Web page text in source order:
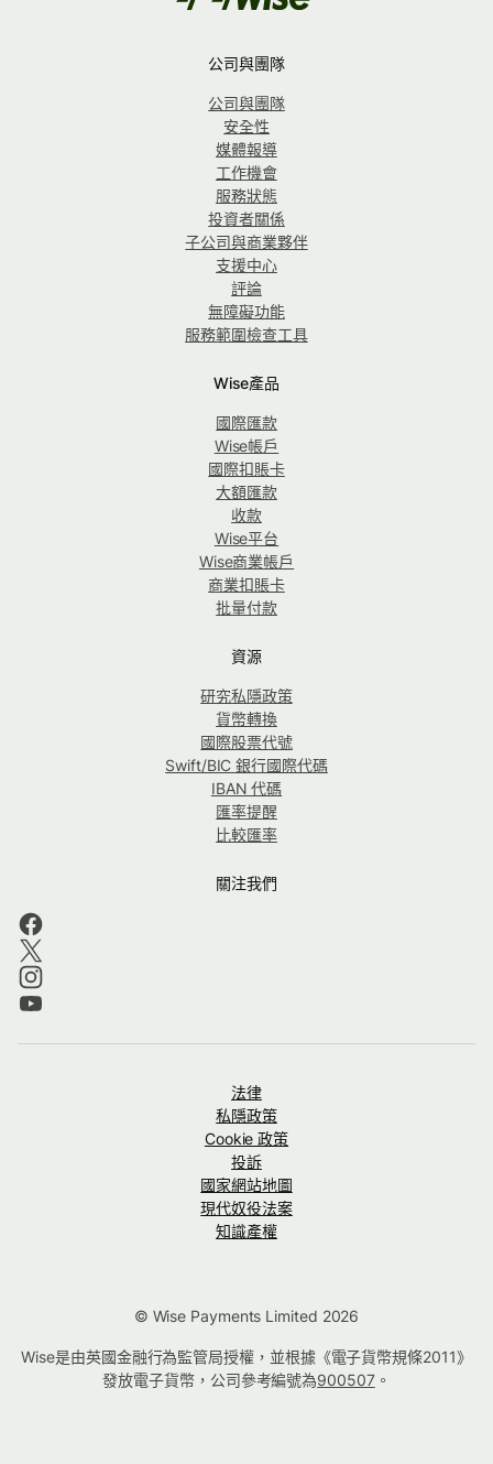
公司與團隊
公司與團隊
安全性
媒體報導
工作機會
服務狀態
投資者關係
子公司與商業夥伴
支援中心
評論
無障礙功能
服務範圍檢查工具
Wise產品
國際匯款
Wise帳戶
國際扣賬卡
大額匯款
收款
Wise平台
Wise商業帳戶
商業扣賬卡
批量付款
資源
研究私隱政策
貨幣轉換
國際股票代號
Swift/BIC 銀行國際代碼
IBAN 代碼
匯率提醒
比較匯率
關注我們
法律
私隱政策
Cookie 政策
投訴
國家網站地圖
現代奴役法案
知識產權
© Wise Payments Limited 2026
Wise是由英國金融行為監管局授權，並根據《電子貨幣規條2011》
發放電子貨幣，公司參考編號為900507。